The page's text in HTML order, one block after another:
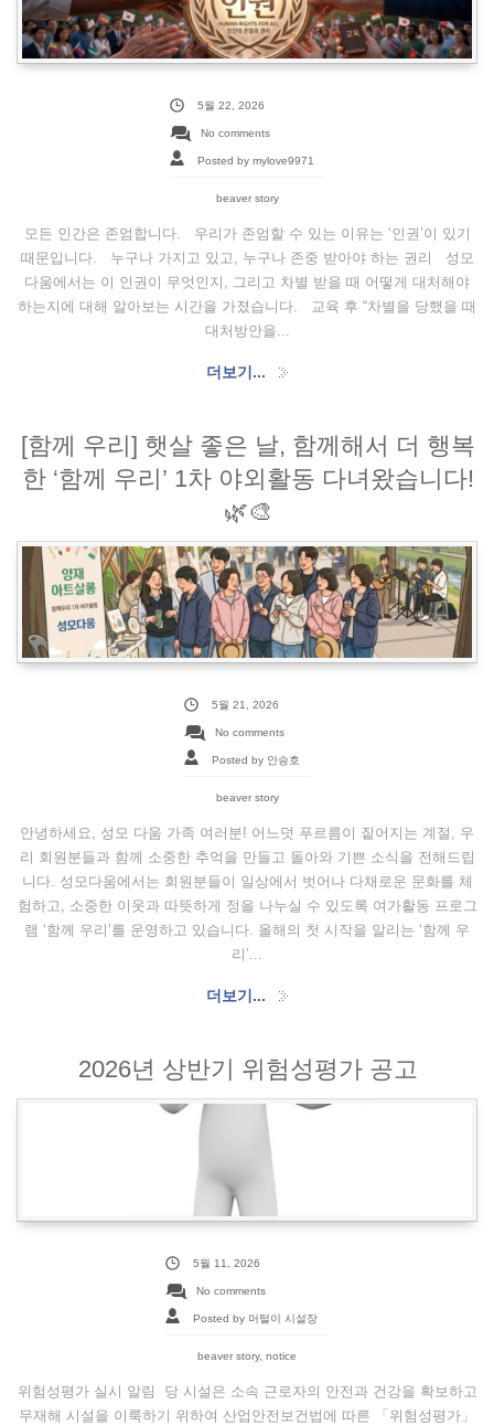
5월 22, 2026
No comments
Posted by mylove9971
beaver story
모든 인간은 존엄합니다. 우리가 존엄할 수 있는 이유는 ‘인권’이 있기
때문입니다. 누구나 가지고 있고, 누구나 존중 받아야 하는 권리 성모
다움에서는 이 인권이 무엇인지, 그리고 차별 받을 때 어떻게 대처해야
하는지에 대해 알아보는 시간을 가졌습니다. 교육 후 “차별을 당했을 때
대처방안을...
더보기...
[함께 우리] 햇살 좋은 날, 함께해서 더 행복
한 ‘함께 우리’ 1차 야외활동 다녀왔습니다!
🌿🎨
5월 21, 2026
No comments
Posted by 안승호
beaver story
안녕하세요, 성모 다움 가족 여러분! 어느덧 푸르름이 짙어지는 계절, 우
리 회원분들과 함께 소중한 추억을 만들고 돌아와 기쁜 소식을 전해드립
니다. 성모다움에서는 회원분들이 일상에서 벗어나 다채로운 문화를 체
험하고, 소중한 이웃과 따뜻하게 정을 나누실 수 있도록 여가활동 프로그
램 ‘함께 우리’를 운영하고 있습니다. 올해의 첫 시작을 알리는 ‘함께 우
리’...
더보기...
2026년 상반기 위험성평가 공고
5월 11, 2026
No comments
Posted by 머털이 시설장
beaver story, notice
위험성평가 실시 알림 당 시설은 소속 근로자의 안전과 건강을 확보하고
무재해 시설을 이룩하기 위하여 산업안전보건법에 따른 「위험성평가」